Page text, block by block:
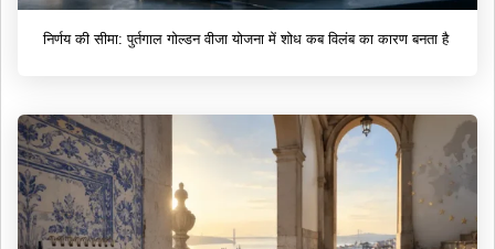
निर्णय की सीमा: पुर्तगाल गोल्डन वीजा योजना में शोध कब विलंब का कारण बनता है